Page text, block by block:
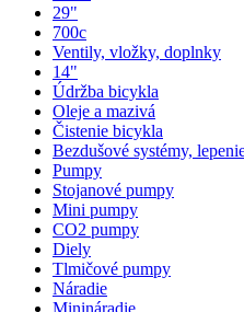
29"
700c
Ventily, vložky, doplnky
14"
Údržba bicykla
Oleje a mazivá
Čistenie bicykla
Bezdušové systémy,
Pumpy
Stojanové pumpy
Mini pumpy
CO2 pumpy
Diely
Tlmičové pumpy
Náradie